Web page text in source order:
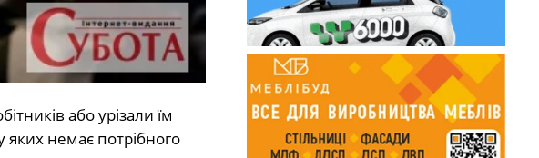
або урізали їм
яких немає потрібного